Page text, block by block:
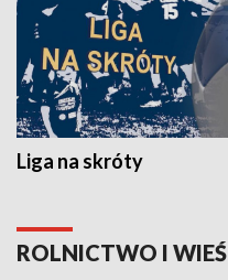
Liga na skróty
ROLNICTWO I WIEŚ